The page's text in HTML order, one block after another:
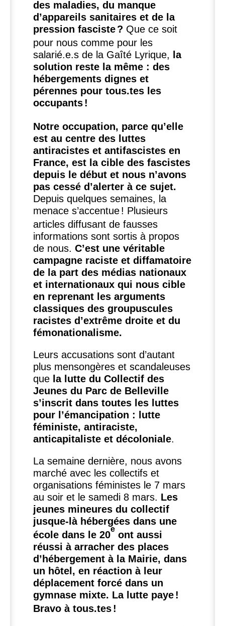
des maladies, du manque
d’appareils sanitaires et de la
pression fasciste? Que ce soit
pour nous comme pour les
salarié.e.s de la Gaîté Lyrique, la
solution reste la même : des
hébergements dignes et
pérennes pour tous.tes les
occupants!
Notre occupation, parce qu’elle
est au centre des luttes
antiracistes et antifascistes en
France, est la cible des fascistes
depuis le début et nous n’avons
pas cessé d’alerter à ce sujet.
Depuis quelques semaines, la
menace s’accentue! Plusieurs
articles diffusant de fausses
informations sont sortis à propos
de nous. C’est une véritable
campagne raciste et diffamatoire
de la part des médias nationaux
et internationaux qui nous cible
en reprenant les arguments
classiques des groupuscules
racistes d’extrême droite et du
fémonationalisme.
Leurs accusations sont d’autant
plus mensongères et scandaleuses
que la lutte du Collectif des
Jeunes du Parc de Belleville
s’inscrit dans toutes les luttes
pour l’émancipation : lutte
féministe, antiraciste,
anticapitaliste et décoloniale.
La semaine dernière, nous avons
marché avec les collectifs et
organisations féministes le 7 mars
au soir et le samedi 8 mars. Les
jeunes mineures du collectif
jusque-là hébergées dans une
école dans le 20
e
ont aussi
réussi à arracher des places
d’hébergement à la Mairie, dans
un hôtel, en réaction à leur
déplacement forcé dans un
gymnase mixte. La lutte paye!
Bravo à tous.tes!